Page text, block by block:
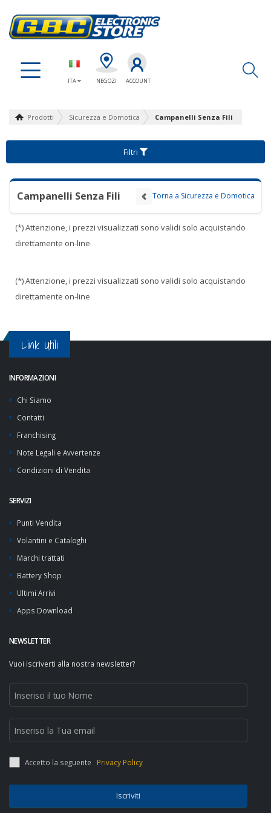
ITA NEGOZI ACCOUNT
Prodotti Sicurezza e Domotica Campanelli Senza Fili
Filtri
Campanelli Senza Fili Torna a Sicurezza e Domotica
(*) Attenzione, i prezzi visualizzati sono validi solo acquistando
direttamente on-line
(*) Attenzione, i prezzi visualizzati sono validi solo acquistando
direttamente on-line
Link Utili
INFORMAZIONI
Chi Siamo
Contatti
Franchising
Note Legali e Avvertenze
Condizioni di Vendita
SERVIZI
Punti Vendita
Volantini e Cataloghi
Marchi trattati
Battery Shop
Ultimi Arrivi
Apps Download
NEWSLETTER
Vuoi iscriverti alla nostra newsletter?
Accetto la seguente Privacy Policy
Iscriviti